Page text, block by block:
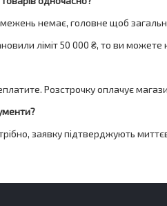
немає, головне щоб
ліміт 50 000 ₴, то ви можете
Розстрочку оплачує
заявку підтверджують